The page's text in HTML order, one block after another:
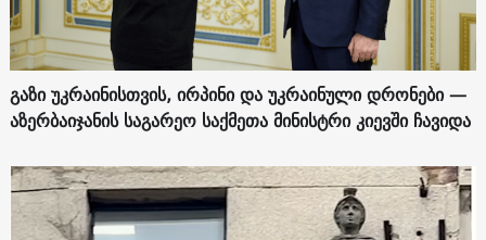
გაზი უკრაინისთვის, ირპინი და უკრაინული დრონები —
აზერბაიჯანის საგარეო საქმეთა მინისტრი კიევში ჩავიდა